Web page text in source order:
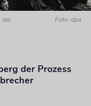
der
Foto: dpa
der Prozess